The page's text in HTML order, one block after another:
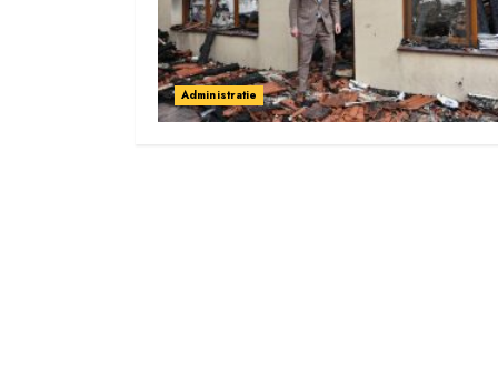
Administratie